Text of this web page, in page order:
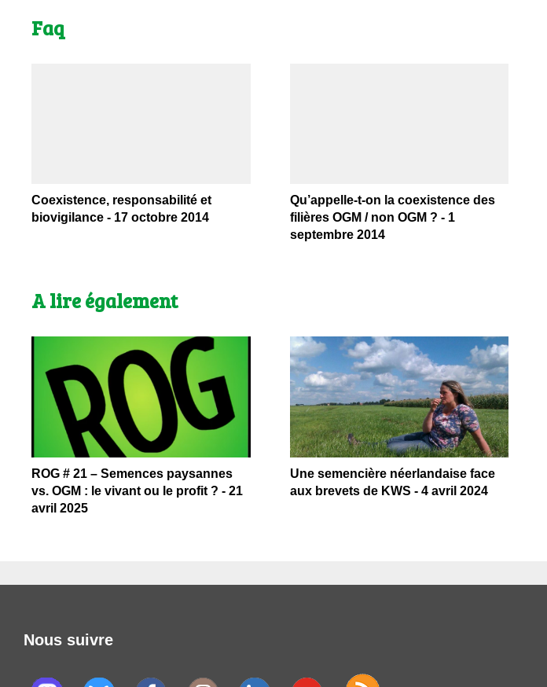
Faq
Coexistence, responsabilité et
biovigilance - 17 octobre 2014
Qu’appelle-t-on la coexistence des
filières OGM / non OGM ? - 1
septembre 2014
A lire également
ROG # 21 – Semences paysannes
vs. OGM : le vivant ou le profit ? - 21
avril 2025
Une semencière néerlandaise face
aux brevets de KWS - 4 avril 2024
Nous suivre